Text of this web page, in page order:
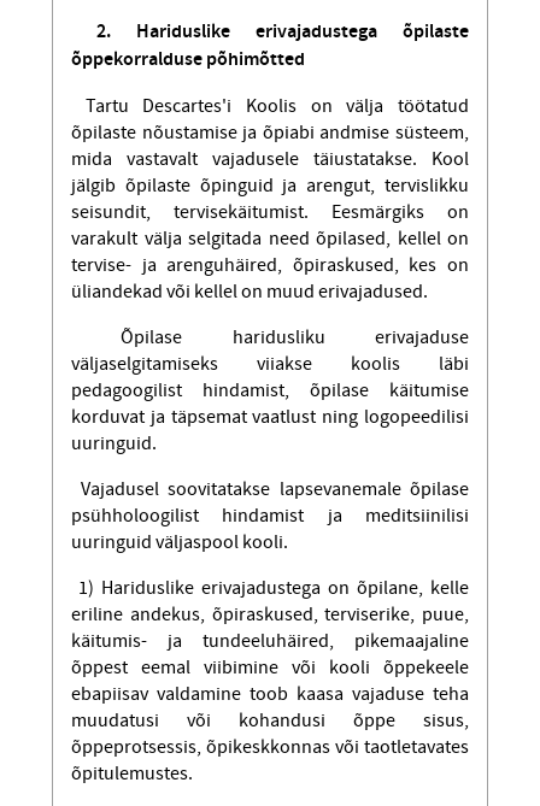
2. Hariduslike erivajadustega õpilaste
õppekorralduse põhimõtted
Tartu Descartes'i Koolis on välja töötatud
õpilaste nõustamise ja õpiabi andmise süsteem,
mida vastavalt vajadusele täiustatakse. Kool
jälgib õpilaste õpinguid ja arengut, tervislikku
seisundit, tervisekäitumist. Eesmärgiks on
varakult välja selgitada need õpilased, kellel on
tervise- ja arenguhäired, õpiraskused, kes on
üliandekad või kellel on muud erivajadused.
Õpilase haridusliku erivajaduse
väljaselgitamiseks viiakse koolis läbi
pedagoogilist hindamist, õpilase käitumise
korduvat ja täpsemat vaatlust ning logopeedilisi
uuringuid.
Vajadusel soovitatakse lapsevanemale õpilase
psühholoogilist hindamist ja meditsiinilisi
uuringuid väljaspool kooli.
1) Hariduslike erivajadustega on õpilane, kelle
eriline andekus, õpiraskused, terviserike, puue,
käitumis- ja tundeeluhäired, pikemaajaline
õppest eemal viibimine või kooli õppekeele
ebapiisav valdamine toob kaasa vajaduse teha
muudatusi või kohandusi õppe sisus,
õppeprotsessis, õpikeskkonnas või taotletavates
õpitulemustes.